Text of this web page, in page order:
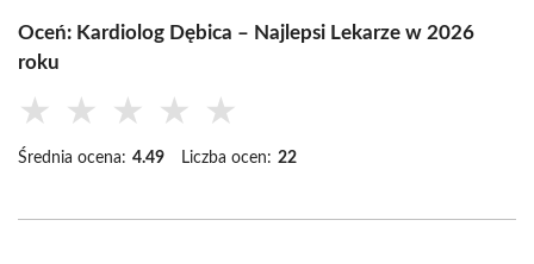
Oceń: Kardiolog Dębica – Najlepsi Lekarze w 2026
roku
★ ★ ★ ★ ★
Średnia ocena: 4.49 Liczba ocen: 22